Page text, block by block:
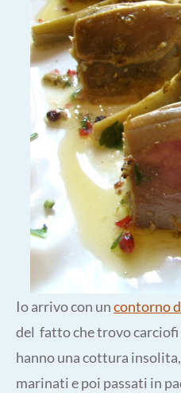
Io arrivo con uncontorno
del fatto che trovo
hanno una cottura
marinati e poi passati in